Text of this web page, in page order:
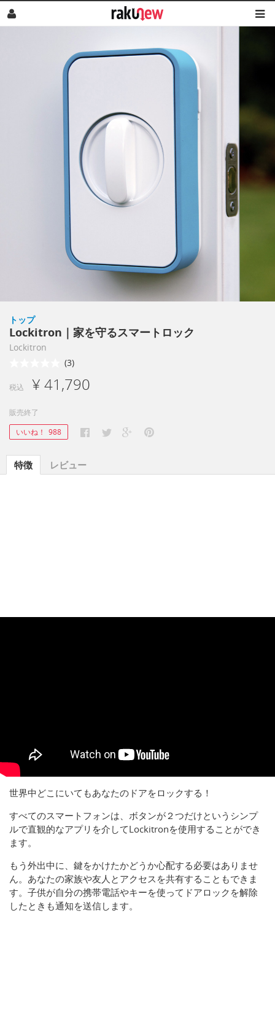
トップ
Lockitron｜家を守るスマートロック
Lockitron
(3)
税込 ¥ 41,790
販売終了
いいね！ 988
特徴 レビュー
世界中どこにいてもあなたのドアをロックする！
すべてのスマートフォンは、ボタンが２つだけというシンプ
ルで直観的なアプリを介してLockitronを使用することができ
ます。
もう外出中に、鍵をかけたかどうか心配する必要はありませ
ん。あなたの家族や友人とアクセスを共有することもできま
す。子供が自分の携帯電話やキーを使ってドアロックを解除
したときも通知を送信します。